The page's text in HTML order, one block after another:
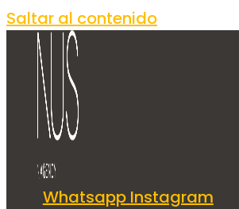
Saltar al contenido
Whatsapp Instagram